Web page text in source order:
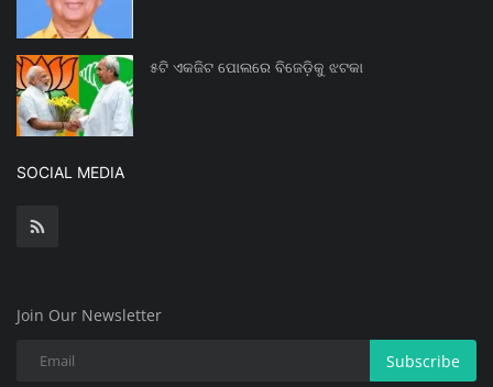
୫ଟି ଏକଜିଟ ପୋଲରେ ବିଜେଡ଼ିକୁ ଝଟକା
SOCIAL MEDIA
Join Our Newsletter
Subscribe